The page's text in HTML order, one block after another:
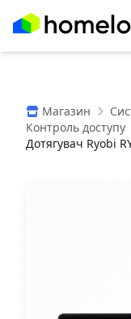
Магазин
Контроль доступу
Дотягувач Ryobi